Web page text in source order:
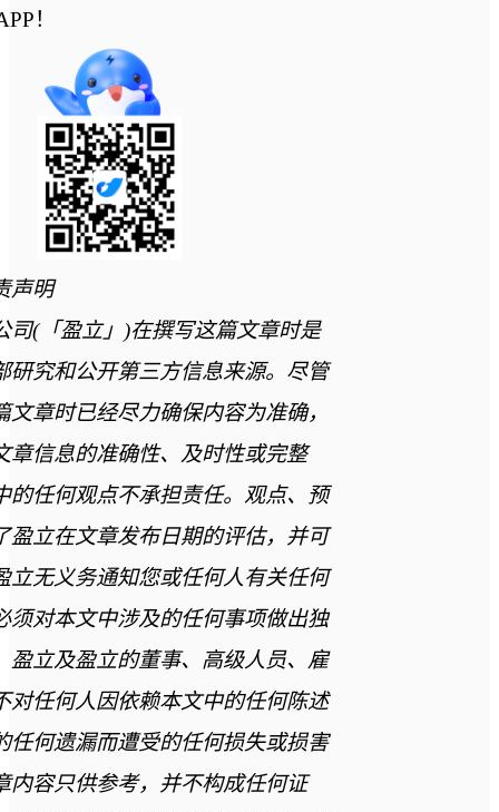
！
声明
司(「盈立」)在撰写这篇文章时是
研究和公开第三方信息来源。尽管
章时已经尽力确保内容为准确，
章信息的准确性、及时性或完整
的任何观点不承担责任。观点、预
盈立在文章发布日期的评估，并可
立无义务通知您或任何人有关任何
须对本文中涉及的任何事项做出独
盈立及盈立的董事、高级人员、雇
对任何人因依赖本文中的任何陈述
任何遗漏而遭受的任何损失或损害
内容只供参考，并不构成任何证